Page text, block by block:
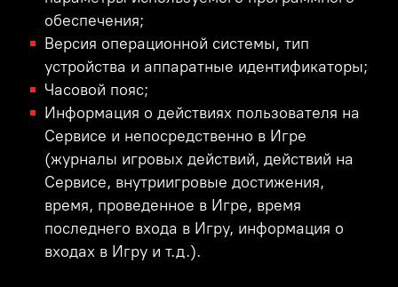
обеспечения;
Версия операционной системы, тип
устройства и аппаратные идентификаторы;
Часовой пояс;
Информация о действиях пользователя на
Сервисе и непосредственно в Игре
(журналы игровых действий, действий на
Сервисе, внутриигровые достижения,
время, проведенное в Игре, время
последнего входа в Игру, информация о
входах в Игру и т.д.).